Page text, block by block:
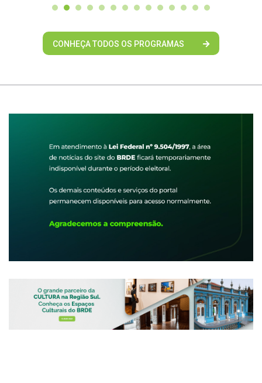
CONHEÇA TODOS OS PROGRAMAS